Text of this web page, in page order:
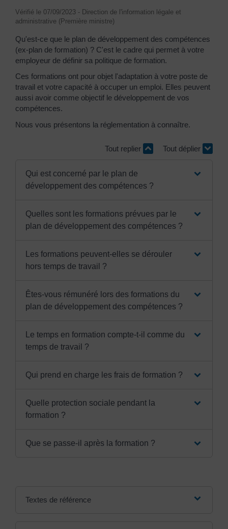
Vérifié le 07/09/2023 - Direction de l'information légale et
administrative (Première ministre)
Qu'est-ce que le plan de développement des compétences
(ex-plan de formation) ? C'est le cadre qui permet à votre
employeur de définir sa politique de formation.
Ces formations ont pour objet l'adaptation à votre poste de
travail et votre capacité à occuper un emploi. Elles peuvent
aussi avoir comme objectif le développement de vos
compétences.
Nous vous présentons la réglementation à connaître.
Tout replier Tout déplier
Qui est concerné par le plan de
développement des compétences ?
Quelles sont les formations prévues par le
plan de développement des compétences ?
Les formations peuvent-elles se dérouler
hors temps de travail ?
Êtes-vous rémunéré lors des formations du
plan de développement des compétences ?
Le temps en formation compte-t-il comme du
temps de travail ?
Qui prend en charge les frais de formation ?
Quelle protection sociale pendant la
formation ?
Que se passe-il après la formation ?
Textes de référence